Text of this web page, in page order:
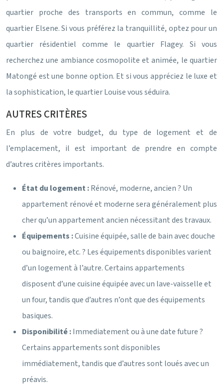
quartier proche des transports en commun, comme le
quartier Elsene. Si vous préférez la tranquillité, optez pour un
quartier résidentiel comme le quartier Flagey. Si vous
recherchez une ambiance cosmopolite et animée, le quartier
Matongé est une bonne option. Et si vous appréciez le luxe et
la sophistication, le quartier Louise vous séduira.
AUTRES CRITÈRES
En plus de votre budget, du type de logement et de
l’emplacement, il est important de prendre en compte
d’autres critères importants.
État du logement :Rénové, moderne, ancien ? Un
appartement rénové et moderne sera généralement plus
cher qu’un appartement ancien nécessitant des travaux.
Équipements :Cuisine équipée, salle de bain avec douche
ou baignoire, etc. ? Les équipements disponibles varient
d’un logement à l’autre. Certains appartements
disposent d’une cuisine équipée avec un lave-vaisselle et
un four, tandis que d’autres n’ont que des équipements
basiques.
Disponibilité :Immediatement ou à une date future ?
Certains appartements sont disponibles
immédiatement, tandis que d’autres sont loués avec un
préavis.